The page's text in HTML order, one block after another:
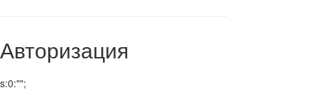
Авторизация
s:0:"";